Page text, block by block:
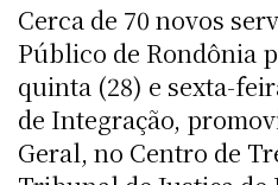
Cerca de 70 novos
Público de Rondônia
quinta (28) e sexta-
de Integração,
Geral, no Centro de